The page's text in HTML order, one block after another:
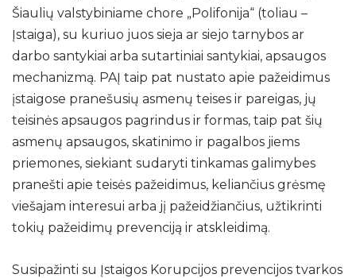
Mažoji salė
Vestibiulis
Edukacinis spektaklis – muzikinė pasaka
„KAIP EŽIUKAS CHORĄ BŪRĖ"
Edukacinis koncertas „PASAULIO TAUTŲ
MUZIKA"
Edukacija „Tylà netỹla“
Apie
Programa
Dalyviai
Naujienos
Galerija
2021 m.
2022 m.
Šiaulių valstybiniame chore „Polifonija“ (toliau –
Įstaiga), su kuriuo juos sieja ar siejo tarnybos ar
darbo santykiai arba sutartiniai santykiai, apsaugos
mechanizmą. PAĮ taip pat nustato apie pažeidimus
įstaigose pranešusių asmenų teises ir pareigas, jų
teisinės apsaugos pagrindus ir formas, taip pat šių
asmenų apsaugos, skatinimo ir pagalbos jiems
priemones, siekiant sudaryti tinkamas galimybes
pranešti apie teisės pažeidimus, keliančius grėsmę
viešajam interesui arba jį pažeidžiančius, užtikrinti
tokių pažeidimų prevenciją ir atskleidimą.
Susipažinti su Įstaigos Korupcijos prevencijos tvarkos